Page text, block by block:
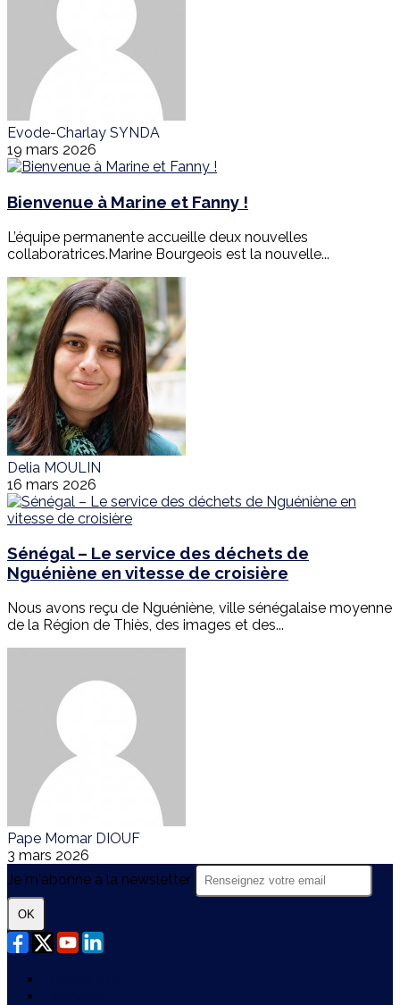
Evode-Charlay SYNDA
19 mars 2026
Bienvenue à Marine et Fanny !
L’équipe permanente accueille deux nouvelles
collaboratrices.Marine Bourgeois est la nouvelle...
Delia MOULIN
16 mars 2026
Sénégal – Le service des déchets de
Nguéniène en vitesse de croisière
Nous avons reçu de Nguéniène, ville sénégalaise moyenne
de la Région de Thiès, des images et des...
Pape Momar DIOUF
3 mars 2026
Je m'abonne à la newsletter
OK